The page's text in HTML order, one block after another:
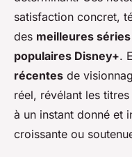
satisfaction concret,
des meilleures
populaires Disney+.
récentes de
réel, révélant les
à un instant donné et
croissante ou